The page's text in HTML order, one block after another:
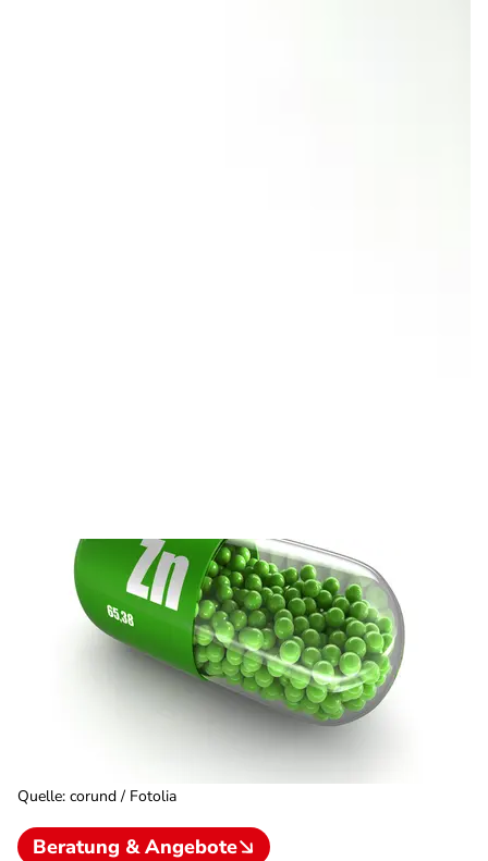
Quelle: corund / Fotolia
Beratung & Angebote